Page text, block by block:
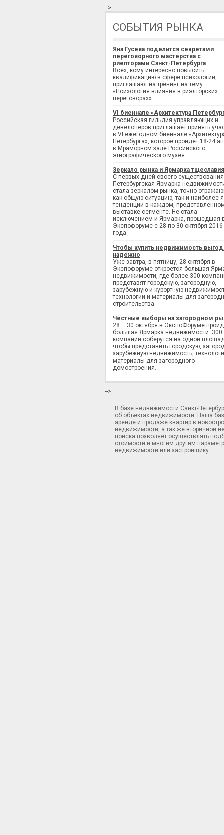
-->
СОБЫТИЯ РЫНКА
Яна Гусева поделится секретами
переговорного мастерства с
риелторами Санкт-Петербурга
Всех, кому интересно повысить
квалификацию в сфере психологии,
приглашают на тренинг на тему
«Психология влияния в риэлторских
переговорах».
VI биеннале «Архитектура
Российская гильдия управляющих и
девелоперов приглашает принять
в VI ежегодном биеннале
Петербурга», которое пройдет 18-24
в Мраморном зале Российского
этнографического музея.
Зеркало рынка и Ярмарка тщеславия
С первых дней своего существования
Петербургская Ярмарка
стала зеркалом рынка, точно
как общую ситуацию, так и наиболее
тенденции в каждом,
выставке сегменте. Не стала
исключением и Ярмарка, прошедшая
Экспофоруме с 28 по 30 октября 2016
года.
Чтобы купить недвижимость
надежно
Уже завтра, в пятницу, 28 октября в
Экспофоруме откроется большая
недвижимости, где более 300
представят городскую, загородную,
зарубежную и курортную
технологии и материалы для
строительства.
Честные выборы на загородном
28 – 30 октября в ЭкспоФоруме
большая Ярмарка недвижимости. 300
компаний соберутся на одной
чтобы представить городскую,
зарубежную недвижимость,
материалы для загородного
домостроения.
-->
В базе недвижимости Санкт-
об объектах недвижимости. Наша
аренде и продаже квартир в
недвижимости, а так же вторичной
поиска позволяет осуществлять
стоимости и многим другим
недвижимости или застройщику.